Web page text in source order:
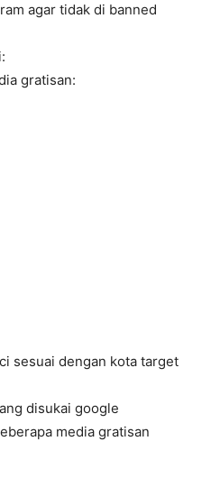
agar tidak di banned
gratisan:
sesuai dengan kota target
disukai google
media gratisan